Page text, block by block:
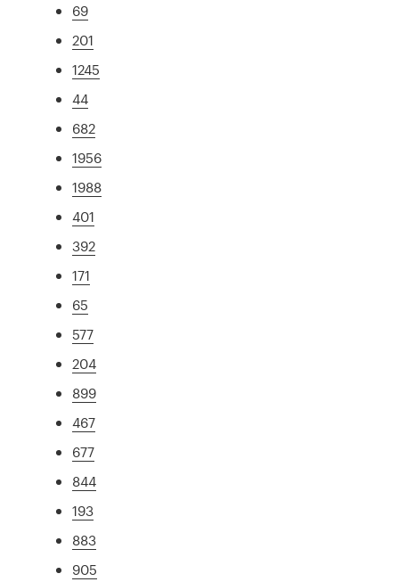
69
201
1245
44
682
1956
1988
401
392
171
65
577
204
899
467
677
844
193
883
905